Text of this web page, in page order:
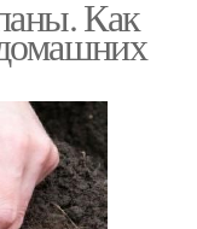
Как